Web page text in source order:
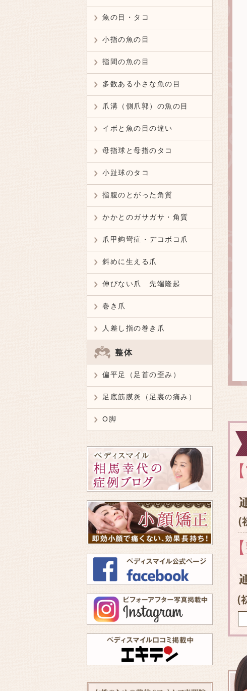
魚の目・タコ
小指の魚の目
指間の魚の目
多数ある小さな魚の目
爪溝（側爪郭）の魚の目
イボと魚の目の違い
母指球と母指のタコ
小趾球のタコ
指腹のとがった角質
かかとのガサガサ・角質
爪甲鉤彎症・デコボコ爪
斜めに生える爪
伸びない爪 先端隆起
巻き爪
人差し指の巻き爪
整体
偏平足（足首の歪み）
足底筋膜炎（足裏の痛み）
O脚